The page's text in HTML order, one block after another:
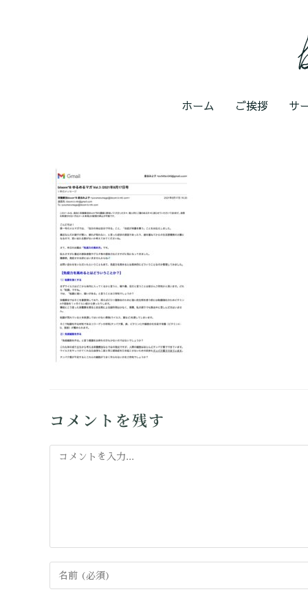
ホーム ご挨拶 サ
コメントを残す